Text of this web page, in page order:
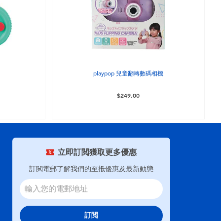
playpop 兒童翻轉數碼相機
$249.00
立即訂閲獲取更多優惠
訂閲電郵了解我們的至抵優惠及最新動態
訂閲